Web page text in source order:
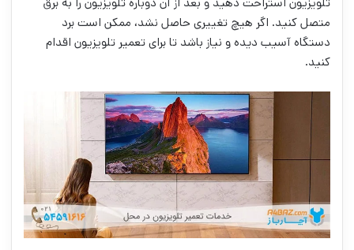
متصل کنید. اگر هیچ تغییری حاصل نشد، ممکن است برد
دستگاه آسیب دیده و نیاز باشد تا برای تعمیر تلویزیون اقدام
کنید.